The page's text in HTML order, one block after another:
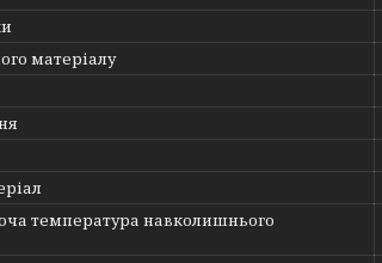
матеріалу
температура навколишнього